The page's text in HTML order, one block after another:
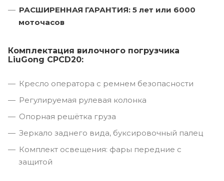
РАСШИРЕННАЯ ГАРАНТИЯ: 5 лет или 6000
моточасов
Комплектация вилочного погрузчика
LiuGong CPCD20:
Кресло оператора с ремнем безопасности
Регулируемая рулевая колонка
Опорная решётка груза
Зеркало заднего вида, буксировочный палец
Комплект освещения: фары передние с
защитой